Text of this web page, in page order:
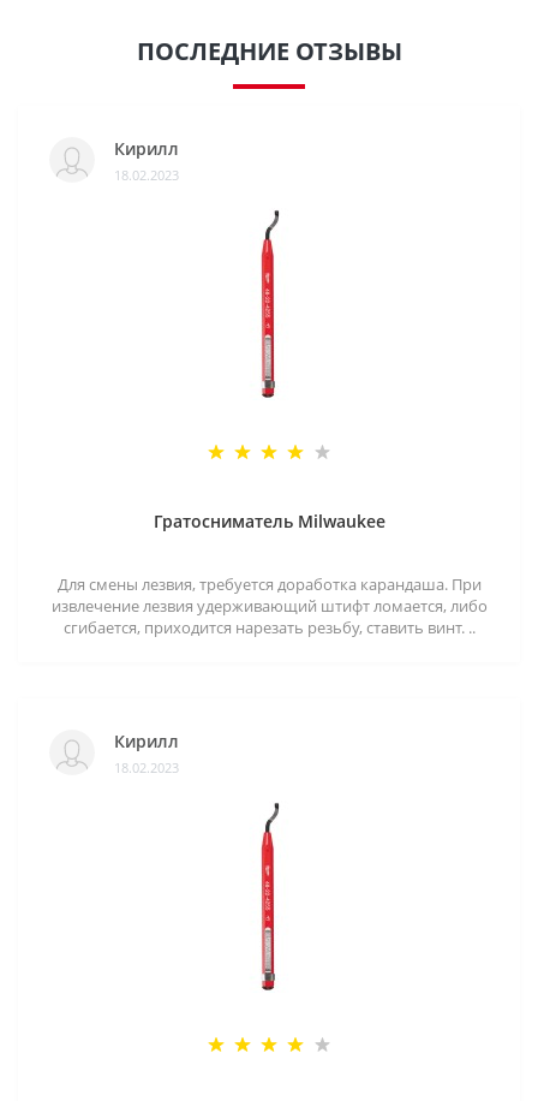
ПОСЛЕДНИЕ ОТЗЫВЫ
Кирилл
18.02.2023
Гратосниматель Milwaukee
Для смены лезвия, требуется доработка карандаша. При
извлечение лезвия удерживающий штифт ломается, либо
сгибается, приходится нарезать резьбу, ставить винт. ..
Кирилл
18.02.2023